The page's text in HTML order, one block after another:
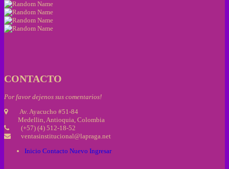
CONTACTO
Por favor dejenos sus comentarios!
Av. Ayacucho #51-84
Medellin, Antioquia, Colombia
(+57) (4) 512-18-52
ventasinstitucional@lapraga.net
Inicio Contacto Nuevo Ingresar